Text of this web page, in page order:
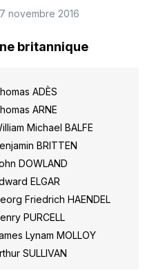
7 novembre 2016
britannique
ADÈS
ARNE
Michael BALFE
BRITTEN
DOWLAND
ELGAR
Friedrich HAENDEL
PURCELL
Lynam MOLLOY
SULLIVAN